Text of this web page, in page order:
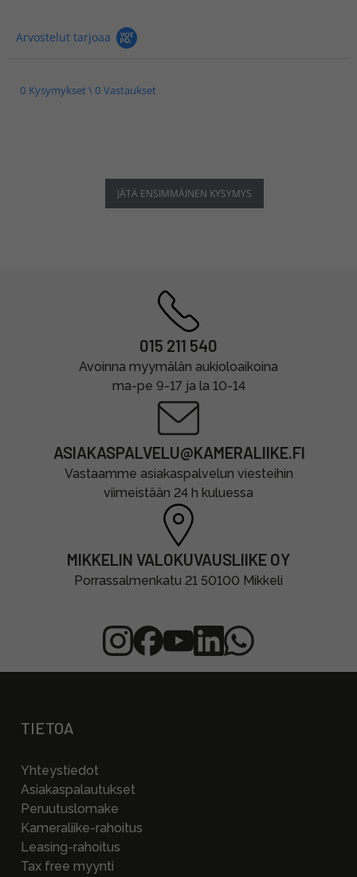
Arvostelut tarjoaa
0 Kysymykset \ 0 Vastaukset
JÄTÄ ENSIMMÄINEN KYSYMYS
015 211 540
Avoinna myymälän aukioloaikoina
ma-pe 9-17 ja la 10-14
ASIAKASPALVELU@KAMERALIIKE.FI
Vastaamme asiakaspalvelun viesteihin
viimeistään 24 h kuluessa
MIKKELIN VALOKUVAUSLIIKE OY
Porrassalmenkatu 21 50100 Mikkeli
TIETOA
Yhteystiedot
Asiakaspalautukset
Peruutuslomake
Kameraliike-rahoitus
Leasing-rahoitus
Tax free myynti